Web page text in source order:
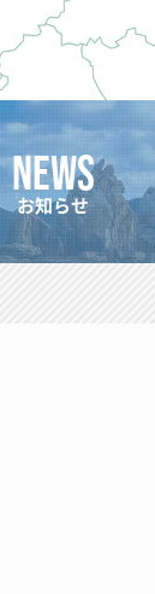
NEWS
お知らせ